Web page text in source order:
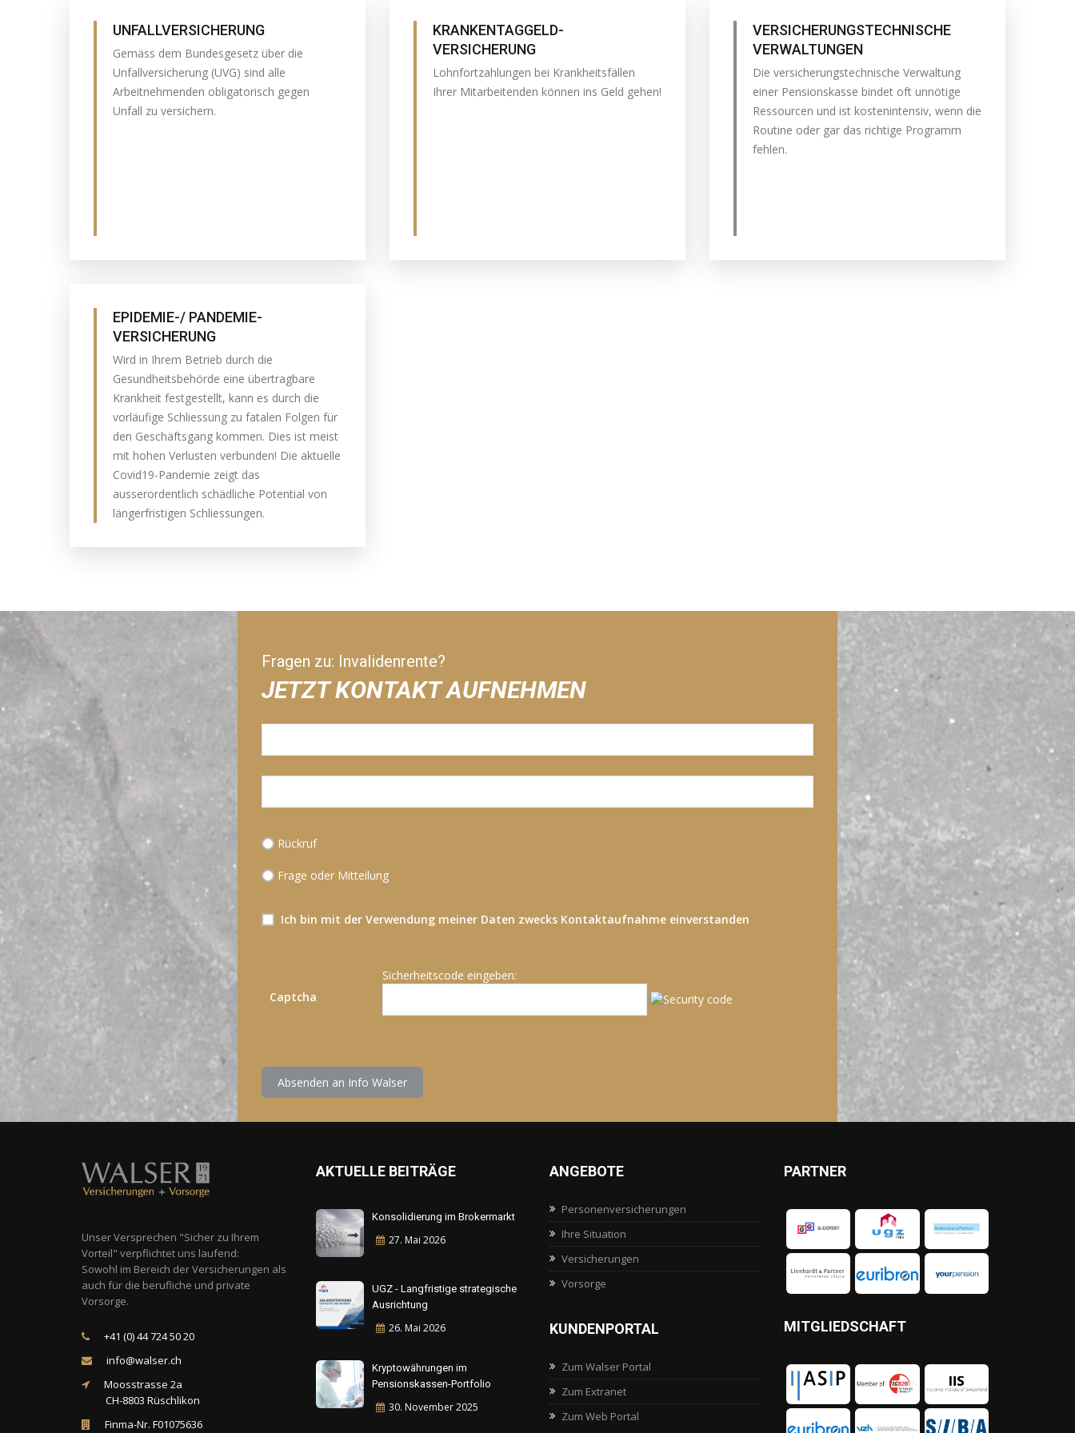
UNFALLVERSICHERUNG
Gemäss dem Bundesgesetz über die
Unfallversicherung (UVG) sind alle
Arbeitnehmenden obligatorisch gegen
Unfall zu versichern.
KRANKENTAGGELD-
VERSICHERUNG
Lohnfortzahlungen bei Krankheitsfällen
Ihrer Mitarbeitenden können ins Geld gehen!
VERSICHERUNGSTECHNISCHE
VERWALTUNGEN
Die versicherungstechnische Verwaltung
einer Pensionskasse bindet oft unnötige
Ressourcen und ist kostenintensiv, wenn die
Routine oder gar das richtige Programm
fehlen.
EPIDEMIE-/ PANDEMIE-
VERSICHERUNG
Wird in Ihrem Betrieb durch die
Gesundheitsbehörde eine übertragbare
Krankheit festgestellt, kann es durch die
vorläufige Schliessung zu fatalen Folgen für
den Geschäftsgang kommen. Dies ist meist
mit hohen Verlusten verbunden! Die aktuelle
Covid19-Pandemie zeigt das
ausserordentlich schädliche Potential von
längerfristigen Schliessungen.
Fragen zu: Invalidenrente?
JETZT KONTAKT AUFNEHMEN
Rückruf
Frage oder Mitteilung
Ich bin mit der Verwendung meiner Daten zwecks Kontaktaufnahme einverstanden
Captcha
Sicherheitscode eingeben:
Unser Versprechen "Sicher zu Ihrem
Vorteil" verpflichtet uns laufend:
Sowohl im Bereich der Versicherungen als
auch für die berufliche und private
Vorsorge.
+41 (0) 44 724 50 20
info@walser.ch
Moosstrasse 2a
CH-8803 Rüschlikon
Finma-Nr. F01075636
AKTUELLE BEITRÄGE
Konsolidierung im Brokermarkt
27. Mai 2026
UGZ - Langfristige strategische
Ausrichtung
26. Mai 2026
Kryptowährungen im
Pensionskassen-Portfolio
30. November2025
ANGEBOTE
Personenversicherungen
Ihre Situation
Versicherungen
Vorsorge
KUNDENPORTAL
Zum Walser Portal
Zum Extranet
Zum Web Portal
PARTNER
MITGLIEDSCHAFT